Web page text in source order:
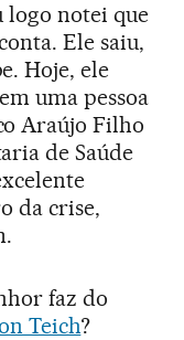
logo notei que
Ele saiu,
Hoje, ele
uma pessoa
Araújo Filho
de Saúde
da crise,
faz do
Teich?